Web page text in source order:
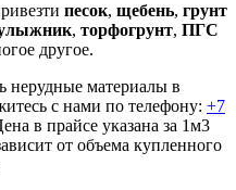
песок, щебень, грунт
, торфогрунт, ПГС
другое.
нерудные материалы в
с нами по телефону: +7
в прайсе указана за 1м3
от объема купленного